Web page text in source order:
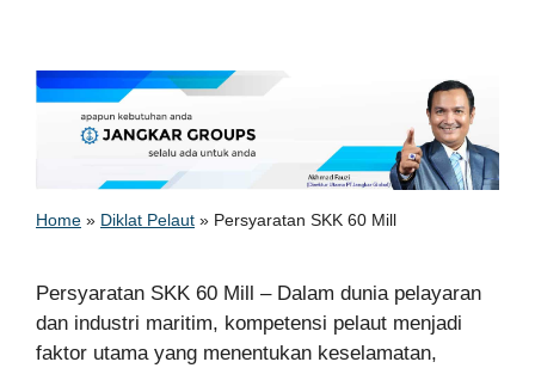
Home » Diklat Pelaut » Persyaratan SKK 60 Mill
Persyaratan SKK 60 Mill – Dalam dunia pelayaran
dan industri maritim, kompetensi pelaut menjadi
faktor utama yang menentukan keselamatan,